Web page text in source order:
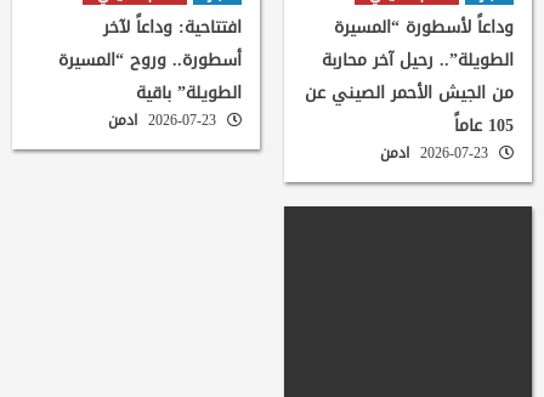
وداعاً لأسطورة “المسيرة
الطويلة”.. رحيل آخر محاربة
من الجيش الأحمر الصيني عن
105 عاماً
ادمن
افتتاحية: وداعاً لآخر
أسطورة.. وروح “المسيرة
الطويلة” باقية
ادمن